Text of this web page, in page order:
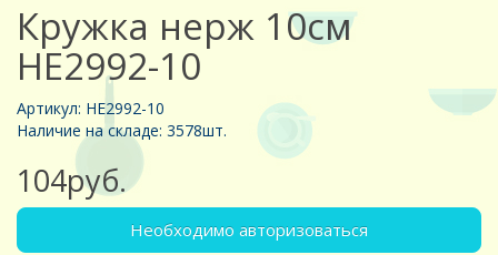
Кружка нерж 10см
HE2992-10
Артикул: HE2992-10
Наличие на складе: 3578шт.
104руб.
Необходимо авторизоваться